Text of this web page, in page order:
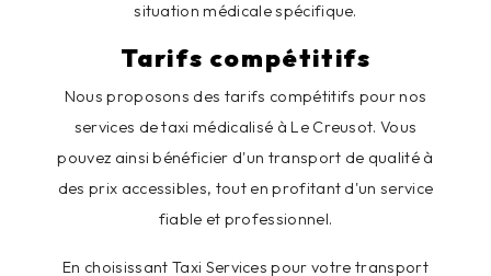
situation médicale spécifique.
Tarifs compétitifs
Nous proposons des tarifs compétitifs pour nos
services de taxi médicalisé à Le Creusot. Vous
pouvez ainsi bénéficier d'un transport de qualité à
des prix accessibles, tout en profitant d'un service
fiable et professionnel.
En choisissant Taxi Services pour votre transport